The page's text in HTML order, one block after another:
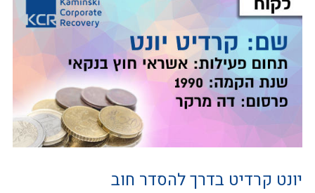
יונט קרדיט בדרך להסדר חוב